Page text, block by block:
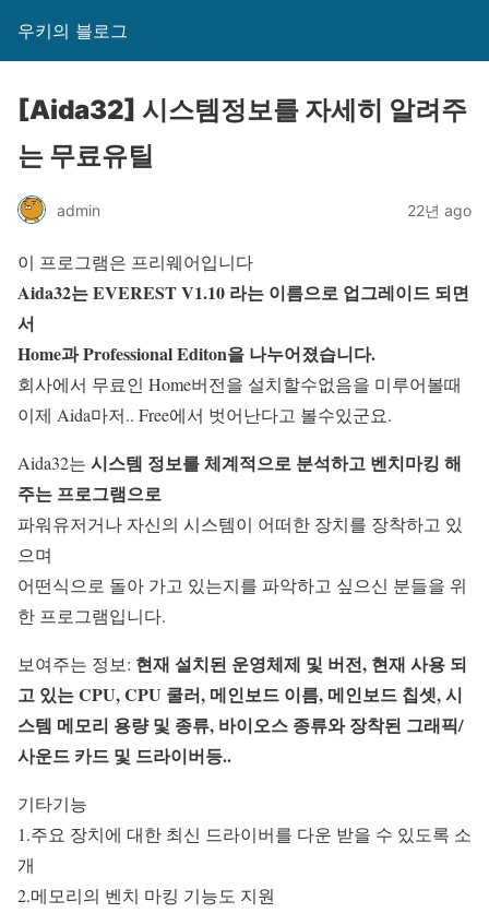
우키의 블로그
[Aida32] 시스템정보를 자세히 알려주
는 무료유틸
admin 22년 ago
이 프로그램은 프리웨어입니다
Aida32는 EVEREST V1.10 라는 이름으로 업그레이드 되면
서
Home과 Professional Editon을 나누어졌습니다.
회사에서 무료인 Home버전을 설치할수없음을 미루어볼때
이제 Aida마저.. Free에서 벗어난다고 볼수있군요.
Aida32는 시스템 정보를 체계적으로 분석하고 벤치마킹 해
주는 프로그램으로
파워유저거나 자신의 시스템이 어떠한 장치를 장착하고 있
으며
어떤식으로 돌아 가고 있는지를 파악하고 싶으신 분들을 위
한 프로그램입니다.
보여주는 정보: 현재 설치된 운영체제 및 버전, 현재 사용 되
고 있는 CPU, CPU 쿨러, 메인보드 이름, 메인보드 칩셋, 시
스템 메모리 용량 및 종류, 바이오스 종류와 장착된 그래픽/
사운드 카드 및 드라이버등..
기타기능
1.주요 장치에 대한 최신 드라이버를 다운 받을 수 있도록 소
개
2.메모리의 벤치 마킹 기능도 지원